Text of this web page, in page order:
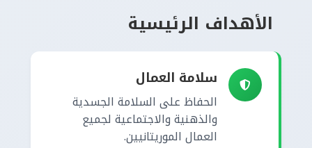
الأهداف الرئيسية
سلامة العمال
الحفاظ على السلامة الجسدية
والذهنية والاجتماعية لجميع
العمال الموريتانيين.